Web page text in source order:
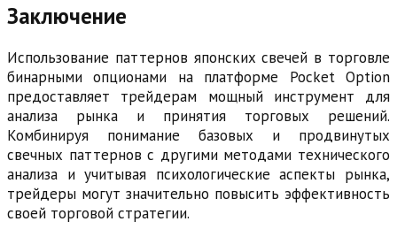
Заключение
Использование паттернов японских свечей в торговле
бинарными опционами на платформе Pocket Option
предоставляет трейдерам мощный инструмент для
анализа рынка и принятия торговых решений.
Комбинируя понимание базовых и продвинутых
свечных паттернов с другими методами технического
анализа и учитывая психологические аспекты рынка,
трейдеры могут значительно повысить эффективность
своей торговой стратегии.